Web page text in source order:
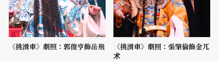
《挑滑車》劇照：郭俊亨飾岳飛
《挑滑車》劇照：張肇倫飾金兀
术